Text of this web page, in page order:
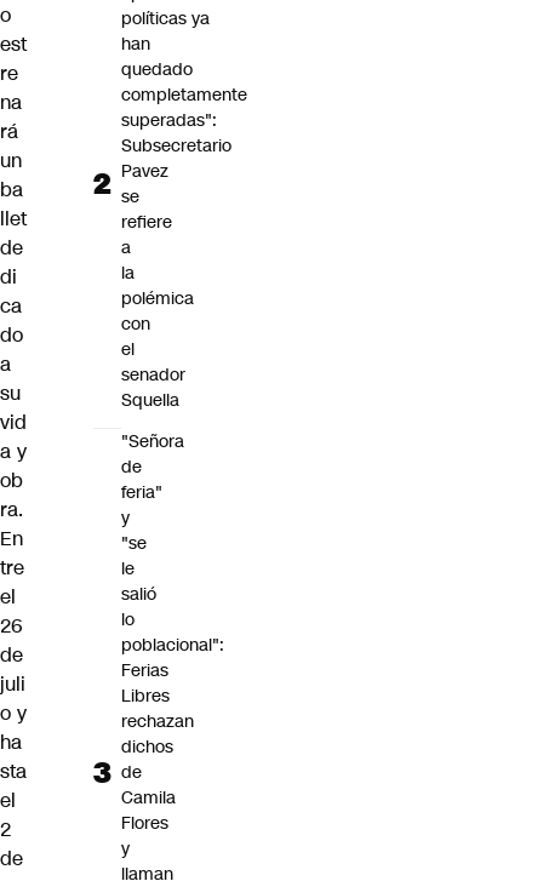
o
est
re
na
rá
un
ba
llet
de
di
ca
do
a
su
vid
a y
ob
ra.
En
tre
el
26
de
juli
o y
ha
sta
el
2
de
políticas ya
han
quedado
completamente
superadas":
Subsecretario
Pavez
se
refiere
a
la
polémica
con
el
senador
Squella
"Señora
de
feria"
y
"se
le
salió
lo
poblacional":
Ferias
Libres
rechazan
dichos
de
Camila
Flores
y
llaman